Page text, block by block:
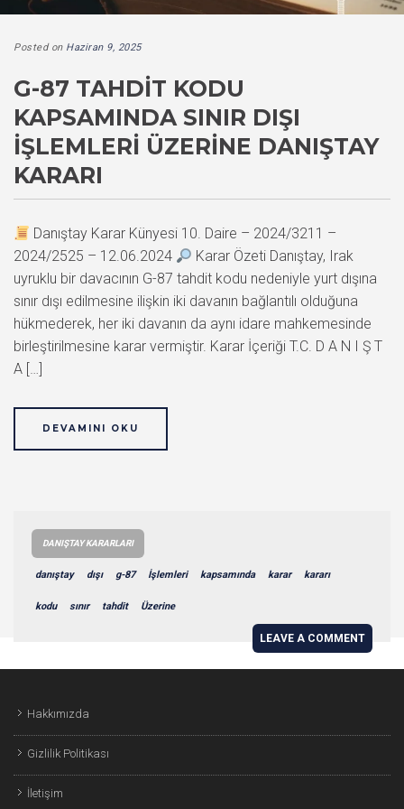
Posted on Haziran 9, 2025
G-87 TAHDIT KODU
KAPSAMINDA SINIR DIŞI
İŞLEMLERI ÜZERINE DANIŞTAY
KARARI
Danıştay Karar Künyesi 10. Daire – 2024/3211 –
2024/2525 – 12.06.2024
Karar Özeti Danıştay, Irak
uyruklu bir davacının G-87 tahdit kodu nedeniyle yurt dışına
sınır dışı edilmesine ilişkin iki davanın bağlantılı olduğuna
hükmederek, her iki davanın da aynı idare mahkemesinde
birleştirilmesine karar vermiştir. Karar İçeriği T.C. D A N I Ş T
A […]
DEVAMINI OKU
DANIŞTAY KARARLARI
danıştay dışı g-87 İşlemleri kapsamında karar kararı
kodu sınır tahdit Üzerine
LEAVE A COMMENT
Hakkımızda
Gizlilik Politikası
İletişim